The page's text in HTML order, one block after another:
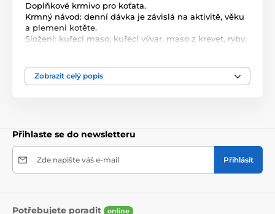
Doplňkové krmivo pro koťata.
Krmný návod: denní dávka je závislá na aktivitě, věku
a plemeni kotěte.
Složení: kuřecí maso, kuřecí vývar, maso z krevet, ryby,
hrubé oleje a tuky 0,1%, hrubé popeloviny 2,5%, hrubá
vláknina 0,2%.
Zobrazit celý popis
Přihlaste se do newsletteru
Zde napište váš e-mail Přihlásit
Potřebujete poradit online